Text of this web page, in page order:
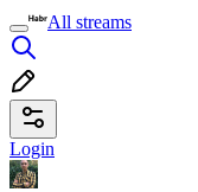
All streams
Login